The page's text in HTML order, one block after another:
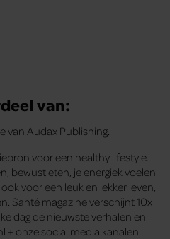
van:
van Audax Publishing.
voor een healthy lifestyle.
bewust eten, je energiek voelen
voor een leuk en lekker leven,
Santé magazine verschijnt 10x
dag de nieuwste verhalen en
+ onze social media kanalen.